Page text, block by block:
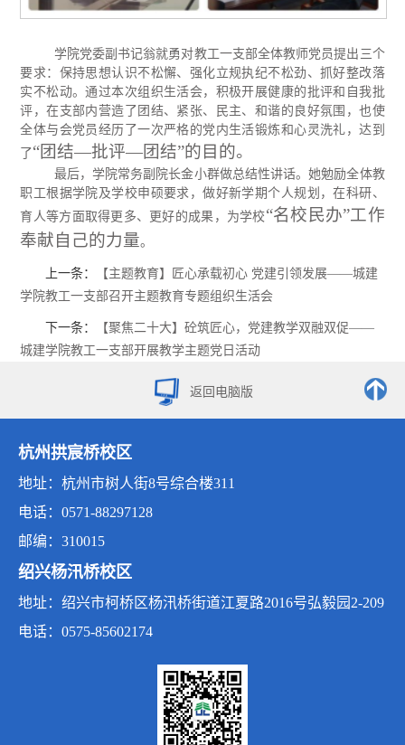
学院党委副书记翁就勇对教工一支部全体教师党员提出三个
要求：保持思想认识不松懈、强化立规执纪不松劲、抓好整改落
实不松动。通过本次组织生活会，积极开展健康的批评和自我批
评，在支部内营造了团结、紧张、民主、和谐的良好氛围，也使
全体与会党员经历了一次严格的党内生活锻炼和心灵洗礼，达到
了 “团结—批评—团结”的目的。
最后， 学院常务副院长金小群做总结性讲话。她勉励全体教
职工根据学院及学校申硕要求 ，做好新学期个人规划 ，在科研、
育人等方面取得更多、 更好的成果 ， 为学校“名校民办”工作
奉献自己的力量。
上一条：
【主题教育】匠心承载初心 党建引领发展——城建
学院教工一支部召开主题教育专题组织生活会
下一条：
【聚焦二十大】砼筑匠心，党建教学双融双促——
城建学院教工一支部开展教学主题党日活动
返回电脑版
杭州拱宸桥校区
地址：杭州市树人街8号综合楼311
电话：0571-88297128
邮编：310015
绍兴杨汛桥校区
地址：绍兴市柯桥区杨汛桥街道江夏路2016号弘毅园2-209
电话：0575-85602174